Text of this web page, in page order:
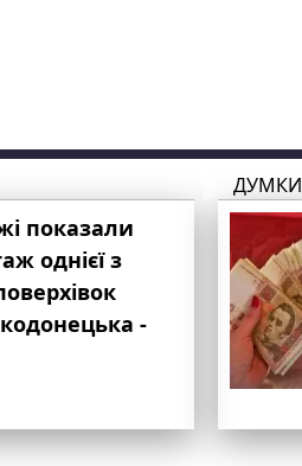
показали
однієї з
-
ДУМКИ